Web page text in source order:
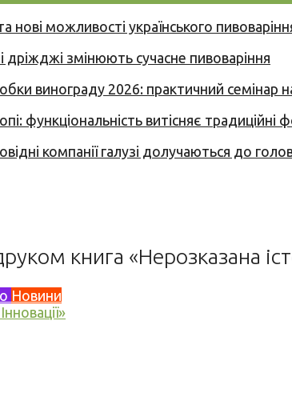
можливості українського
дріжджі змінюють сучасне пивоваріння
винограду 2026: практичний семінар
функціональність витісняє традиційні
компанії галузі долучаються до
книга «Нерозказана
Новини